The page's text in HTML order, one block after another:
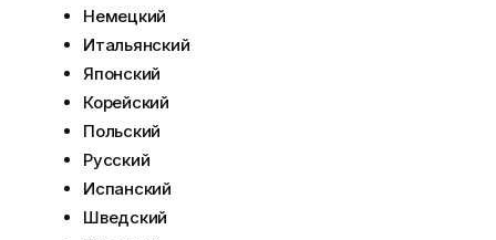
Немецкий
Итальянский
Японский
Корейский
Польский
Русский
Испанский
Шведский